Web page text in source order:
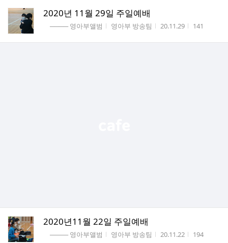
2020년 11월 29일 주일예배
게시판명
──── 영아부앨범 작성자
영아부 방송팀 작성시간
20.11.29 조회수
141
2020년11월 22일 주일예배
게시판명
──── 영아부앨범 작성자
영아부 방송팀 작성시간
20.11.22 조회수
194